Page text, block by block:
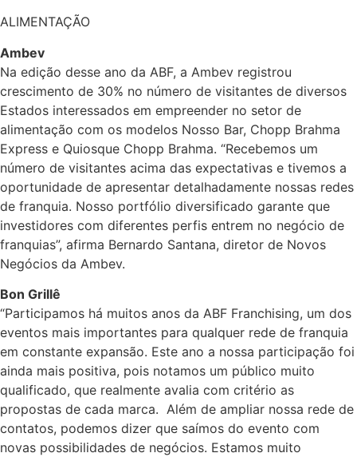
ALIMENTAÇÃO
Ambev
Na edição desse ano da ABF, a Ambev registrou
crescimento de 30% no número de visitantes de diversos
Estados interessados em empreender no setor de
alimentação com os modelos Nosso Bar, Chopp Brahma
Express e Quiosque Chopp Brahma. “Recebemos um
número de visitantes acima das expectativas e tivemos a
oportunidade de apresentar detalhadamente nossas redes
de franquia. Nosso portfólio diversificado garante que
investidores com diferentes perfis entrem no negócio de
franquias”, afirma Bernardo Santana, diretor de Novos
Negócios da Ambev.
Bon Grillê
“Participamos há muitos anos da ABF Franchising, um dos
eventos mais importantes para qualquer rede de franquia
em constante expansão. Este ano a nossa participação foi
ainda mais positiva, pois notamos um público muito
qualificado, que realmente avalia com critério as
propostas de cada marca. Além de ampliar nossa rede de
contatos, podemos dizer que saímos do evento com
novas possibilidades de negócios. Estamos muito